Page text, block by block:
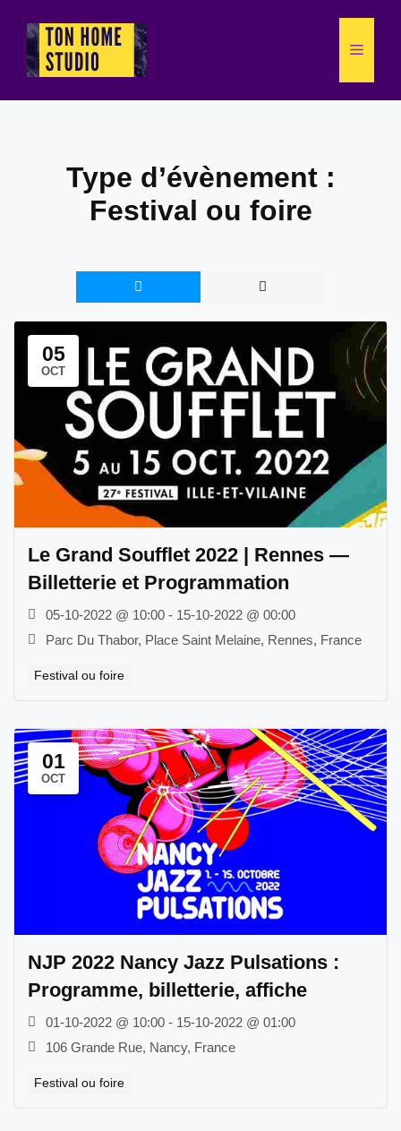
contenu
Menu
Type d’évènement :
Festival ou foire
05
OCT
Le Grand Soufflet 2022 | Rennes —
Billetterie et Programmation
05-10-2022 @ 10:00 - 15-10-2022 @ 00:00
Parc Du Thabor, Place Saint Melaine, Rennes, France
Festival ou foire
01
OCT
NJP 2022 Nancy Jazz Pulsations :
Programme, billetterie, affiche
01-10-2022 @ 10:00 - 15-10-2022 @ 01:00
106 Grande Rue, Nancy, France
Festival ou foire